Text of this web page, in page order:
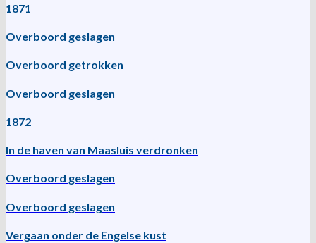
1871
Overboord geslagen
Overboord getrokken
Overboord geslagen
1872
In de haven van Maasluis verdronken
Overboord geslagen
Overboord geslagen
Vergaan onder de Engelse kust